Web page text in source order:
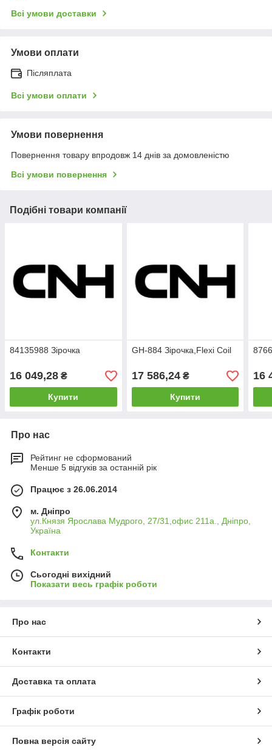
Всі умови доставки
Умови оплати
Післяплата
Всі умови оплати
Умови повернення
Повернення товару впродовж 14 днів за домовленістю
Всі умови повернення
Подібні товари компанії
84135988 Зірочка
16 049,28 ₴
Купити
GH-884 Зірочка,Flexi Coil
17 586,24₴
Купити
16
Про нас
Рейтинг не сформований
Менше 5 відгуків за останній рік
Працює з 26.06.2014
м. Дніпро
ул.Князя Ярослава Мудрого, 27/31,офис 211а., Дніпро,
Україна
Контакти
Сьогодні вихідний
Показати весь графік роботи
Про нас
Контакти
Доставка та оплата
Графік роботи
Повна версія сайту